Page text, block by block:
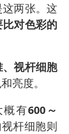
两张。这
对色彩的
、视杆细胞
亮度。
有600～
杆细胞则